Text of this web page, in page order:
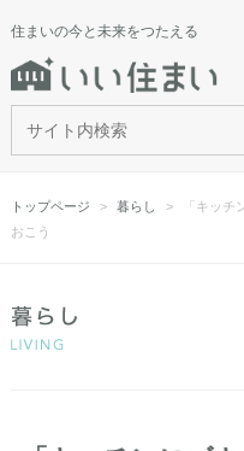
住まいの今と未来をつたえる
トップページ 暮らし
「キッ
おこう